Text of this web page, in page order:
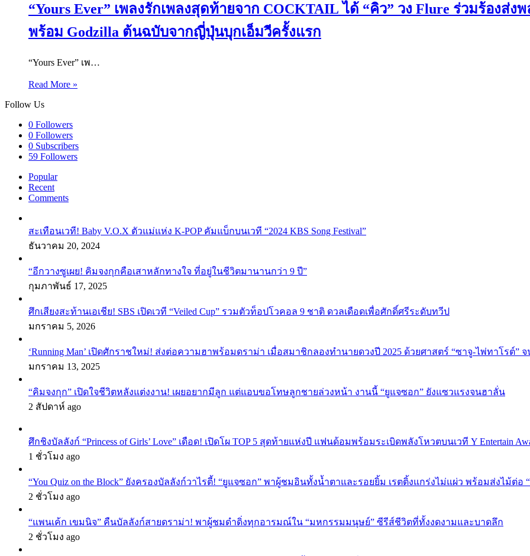
“Yours Ever” เพลงรักเพลงสุดท้ายจาก COCKTAIL ได้ “คิว” วง Flure ร่วมร้องส่ง
พร้อม Godzilla ต้นฉบับจากญี่ปุ่นบุกเอ็มวีครั้งแรก
“Yours Ever” เพ…
Read More »
Follow Us
0 Followers
0 Followers
0 Subscribers
59 Followers
Popular
Recent
Comments
สะเทือนเวที! Baby V.O.X ตัวแม่แห่ง K-POP คัมแบ็กบนเวที “2024 KBS Song Festival”
ธันวาคม 20, 2024
“อีกวางซูเผย! คิมจงกุกคือเสาหลักทางใจ ที่อยู่ในชีวิตมานานกว่า 9 ปี”
กุมภาพันธ์ 17, 2025
ศึกเสียงสะท้านเอเชีย! SBS เปิดเวที “Veiled Cup” รวมตัวท็อปโวคอล 9 ชาติ ดวลเดือดเพื่อศักดิ์ศรีระดับทวีป
มกราคม 5, 2026
‘Running Man’ เปิดศักราชใหม่! ส่งต่อความฮาพร้อมดราม่า เมื่อสมาชิกลองทำนายดวงปี 2025 ด้วยศาสตร์ “ซาจู-ไพ่ทาโรต์”
มกราคม 13, 2025
“คิมจงกุก” เปิดใจชีวิตหลังแต่งงาน! เผยอยากมีลูก แต่แอบขอโทษลูกชายล่วงหน้า งานนี้ “ยูแจซอก” ยังแซวแรงจนฮาลั่น
2 สัปดาห์ ago
ศึกชิงบัลลังก์ “Princess of Girls’ Love” เดือด! เปิดโผ TOP 5 สุดท้ายแห่งปี แฟนด้อมพร้อมระเบิดพลังโหวตบนเวที Y Entertain
1 ชั่วโมง ago
“You Quiz on the Block” ยังครองบัลลังก์วาไรตี้! “ยูแจซอก” พาผู้ชมอินทั้งน้ำตาและรอยยิ้ม เรตติ้งแกร่งไม่แผ่ว พร้อมส่งไม้ต่
2 ชั่วโมง ago
“แพนเค้ก เขมนิจ” คืนบัลลังก์สายดราม่า! พาผู้ชมดำดิ่งทุกอารมณ์ใน “มหกรรมมนุษย์” ซีรีส์ชีวิตที่ทั้งงดงามและบาดลึก
2 ชั่วโมง ago